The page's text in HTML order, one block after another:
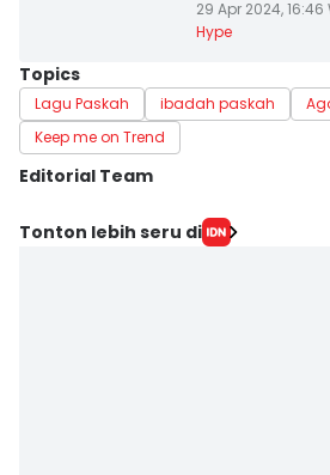
29 Apr 2024, 16:46
Hype
Topics
Lagu Paskah ibadah paskah
Keep me on Trend
Editorial Team
Editor
Tonton lebih seru di